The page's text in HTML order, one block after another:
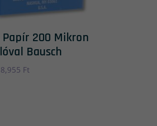
200 Mikron
Bausch
8,955 Ft